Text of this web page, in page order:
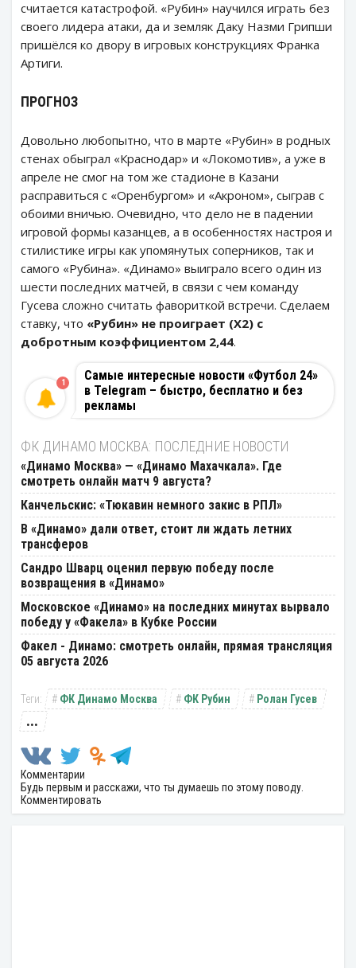
считается катастрофой. «Рубин» научился играть без
своего лидера атаки, да и земляк Даку Назми Грипши
пришёлся ко двору в игровых конструкциях Франка
Артиги.
ПРОГНОЗ
Довольно любопытно, что в марте «Рубин» в родных
стенах обыграл «Краснодар» и «Локомотив», а уже в
апреле не смог на том же стадионе в Казани
расправиться с «Оренбургом» и «Акроном», сыграв с
обоими вничью. Очевидно, что дело не в падении
игровой формы казанцев, а в особенностях настроя и
стилистике игры как упомянутых соперников, так и
самого «Рубина». «Динамо» выиграло всего один из
шести последних матчей, в связи с чем команду
Гусева сложно считать фавориткой встречи. Сделаем
ставку, что «Рубин» не проиграет (Х2) с
добротным коэффициентом 2,44.
Самые интересные новости «Футбол 24»
в Telegram – быстро, бесплатно и без
рекламы
1
ФК ДИНАМО МОСКВА: ПОСЛЕДНИЕ НОВОСТИ
«Динамо Москва» — «Динамо Махачкала». Где
смотреть онлайн матч 9 августа?
Канчельскис: «Тюкавин немного закис в РПЛ»
В «Динамо» дали ответ, стоит ли ждать летних
трансферов
Сандро Шварц оценил первую победу после
возвращения в «Динамо»
Московское «Динамо» на последних минутах вырвало
победу у «Факела» в Кубке России
Факел - Динамо: смотреть онлайн, прямая трансляция
05 августа 2026
ФК Динамо Москва ФК Рубин Ролан Гусев
...
Комментарии
Будь первым и расскажи, что ты думаешь по этому поводу.
Комментировать